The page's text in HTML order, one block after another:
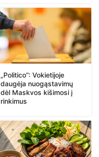
„Politico”: Vokietijoje
daugėja nuogąstavimų
dėl Maskvos kišimosi į
rinkimus